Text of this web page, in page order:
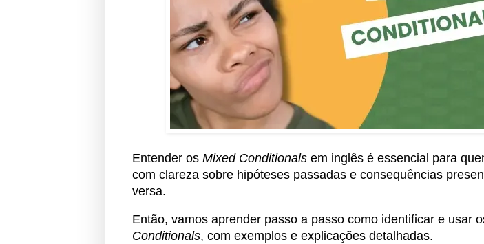
Entender os Mixed Conditionals em inglês é essencial para
com clareza sobre hipóteses passadas e consequências
versa.
Então, vamos aprender passo a passo como identificar e usar
Conditionals, com exemplos e explicações detalhadas.